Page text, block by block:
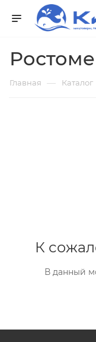
Главная — Каталог
К
В данный